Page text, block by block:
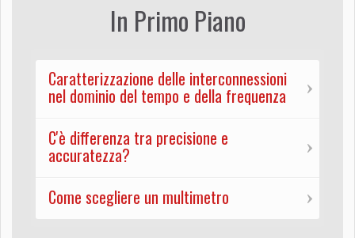
In Primo Piano
Caratterizzazione delle interconnessioni
nel dominio del tempo e della frequenza
C'è differenza tra precisione e
accuratezza?
Come scegliere un multimetro